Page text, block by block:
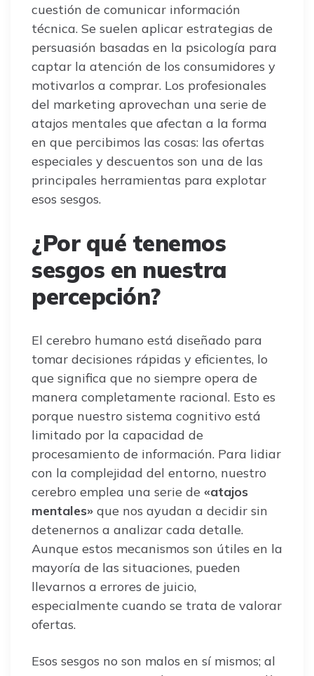
cuestión de comunicar información
técnica. Se suelen aplicar estrategias de
persuasión basadas en la psicología para
captar la atención de los consumidores y
motivarlos a comprar. Los profesionales
del marketing aprovechan una serie de
atajos mentales que afectan a la forma
en que percibimos las cosas: las ofertas
especiales y descuentos son una de las
principales herramientas para explotar
esos sesgos.
¿Por qué tenemos
sesgos en nuestra
percepción?
El cerebro humano está diseñado para
tomar decisiones rápidas y eficientes, lo
que significa que no siempre opera de
manera completamente racional. Esto es
porque nuestro sistema cognitivo está
limitado por la capacidad de
procesamiento de información. Para lidiar
con la complejidad del entorno, nuestro
cerebro emplea una serie de «atajos
mentales» que nos ayudan a decidir sin
detenernos a analizar cada detalle.
Aunque estos mecanismos son útiles en la
mayoría de las situaciones, pueden
llevarnos a errores de juicio,
especialmente cuando se trata de valorar
ofertas.
Esos sesgos no son malos en sí mismos; al